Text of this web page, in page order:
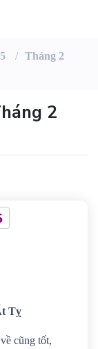
Tháng 2
2
Tỵ
cũng tốt,